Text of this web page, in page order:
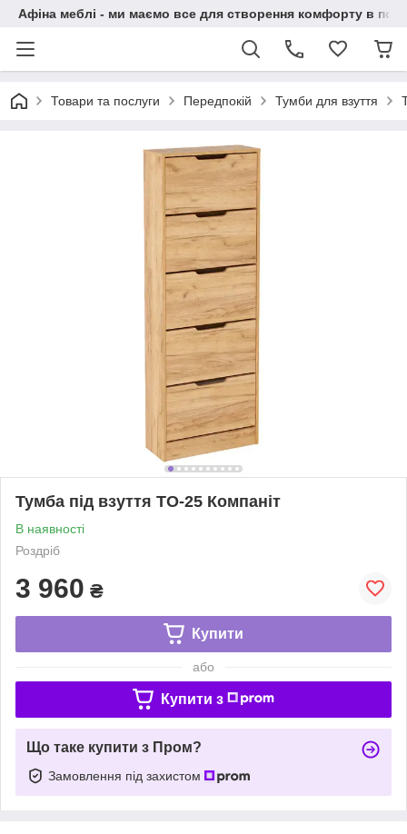
Афіна меблі - ми маємо все для створення комфорту в
Товари та послуги Передпокій Тумби для взуття
Тумба під взуття ТО-25 Компаніт
В наявності
Роздріб
3 960 ₴
Купити
або
Купити з
Що таке купити з Пром?
Замовлення під захистом